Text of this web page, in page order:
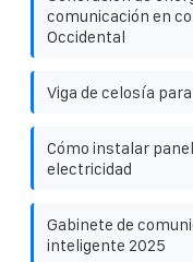
comunicación en
Occidental
Viga de celosía
Cómo instalar
electricidad
Gabinete de
inteligente 2025